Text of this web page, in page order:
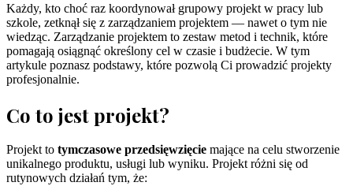
Każdy, kto choć raz koordynował grupowy projekt w pracy lub
szkole, zetknął się z zarządzaniem projektem — nawet o tym nie
wiedząc. Zarządzanie projektem to zestaw metod i technik, które
pomagają osiągnąć określony cel w czasie i budżecie. W tym
artykule poznasz podstawy, które pozwolą Ci prowadzić projekty
profesjonalnie.
Co to jest projekt?
Projekt to tymczasowe przedsięwzięcie mające na celu stworzenie
unikalnego produktu, usługi lub wyniku. Projekt różni się od
rutynowych działań tym, że: